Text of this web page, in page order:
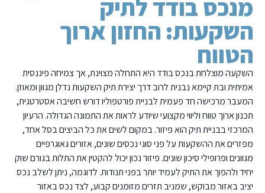
מנכס בודד לתיק
השקעות: החזון ארוך
הטווח
השקעה מוצלחת בנכס בודד היא התחלה מצוינת, אך צמיחה פיננסית
אמיתית ובת קיימא נבנית לרוב דרך יצירת תיק השקעות נדלן מגוון ומאוזן.
המעבר מרכישה חד פעמית לבניית פורטפוליו דורש חשיבה אסטרטגית,
תכנון ארוך טווח וליווי מקצועי שיודע לראות את התמונה הגדולה. הרעיון
המרכזי בבניית תיק הוא פיזור. במקום לשים את כל הביצים בסל אחד,
מפזרים את ההשקעות על פני סוגי נכסים שונים, אזורים גאוגרפיים
מגוונים ופרופילי סיכון שונים. פיזור נכון יכול להקטין את התלות בגורם שוק
יחיד ולהפוך את התיק לעמיד יותר בפני תנודות. לדוגמה, ניתן לשלב נכס
יציב באזור מבוקש, שמניב תזרים מזומנים קבוע, לצד נכס באזור